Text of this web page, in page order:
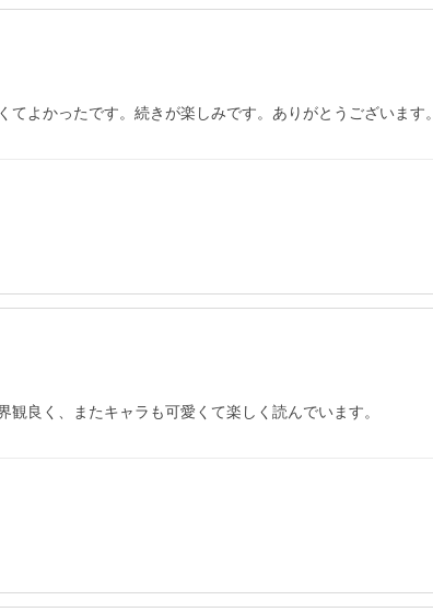
よかったです。続きが楽しみです。ありがとうございます。
良く、またキャラも可愛くて楽しく読んでいます。